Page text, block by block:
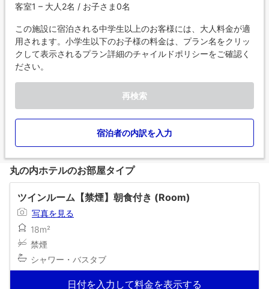
客室1 – 大人2名 / お子さま0名
この施設に宿泊される中学生以上のお客様には、大人料金が適
用されます。小学生以下のお子様の料金は、プラン名をクリッ
クして表示されるプラン詳細のチャイルドポリシーをご確認く
ださい。
再検索
宿泊者の内訳を入力
丸の内ホテルのお部屋タイプ
ツインルーム【禁煙】朝食付き (Room)
写真を見る
18m²
禁煙
シャワー・バスタブ
日付を入力して料金を表示する